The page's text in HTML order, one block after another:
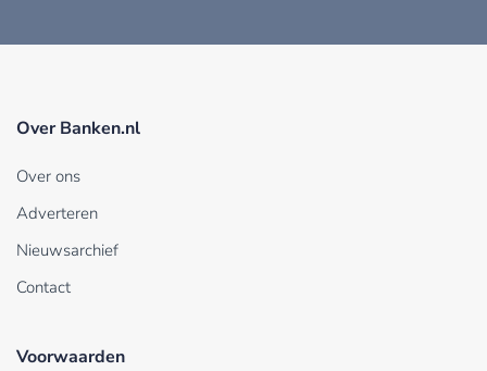
Over Banken.nl
Over ons
Adverteren
Nieuwsarchief
Contact
Voorwaarden